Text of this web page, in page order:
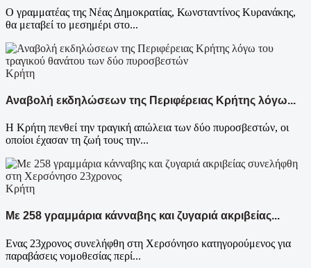
Ο γραμματέας της Νέας Δημοκρατίας, Κωνσταντίνος Κυρανάκης,
θα μεταβεί το μεσημέρι στο...
Κρήτη
Αναβολή εκδηλώσεων της Περιφέρειας Κρήτης λόγω...
Η Κρήτη πενθεί την τραγική απώλεια των δύο πυροσβεστών, οι
οποίοι έχασαν τη ζωή τους την...
Κρήτη
Με 258 γραμμάρια κάνναβης και ζυγαριά ακριβείας...
Ενας 23χρονος συνελήφθη στη Χερσόνησο κατηγορούμενος για
παραβάσεις νομοθεσίας περί...